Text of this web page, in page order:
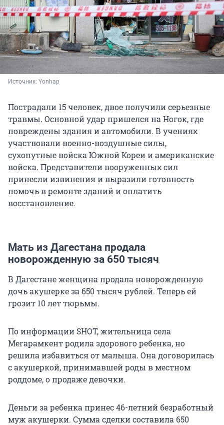
Источник: Yonhap
Пострадали 15 человек, двое получили серьезные
травмы. Основной удар пришелся на Ногок, где
повреждены здания и автомобили. В учениях
участвовали военно-воздушные силы,
сухопутные войска Южной Кореи и американские
войска. Представители вооруженных сил
принесли извинения и выразили готовность
помочь в ремонте зданий и оплатить
восстановление.
Мать из Дагестана продала
новорожденную за 650 тысяч
В Дагестане женщина продала новорожденную
дочь акушерке за 650 тысяч рублей. Теперь ей
грозит 10 лет тюрьмы.
По информации SHOT, жительница села
Мегарамкент родила здорового ребенка, но
решила избавиться от малыша. Она договорилась
с акушеркой, принимавшей роды в местном
роддоме, о продаже девочки.
Деньги за ребенка принес 46-летний безработный
муж акушерки. Сумма сделки составила 650